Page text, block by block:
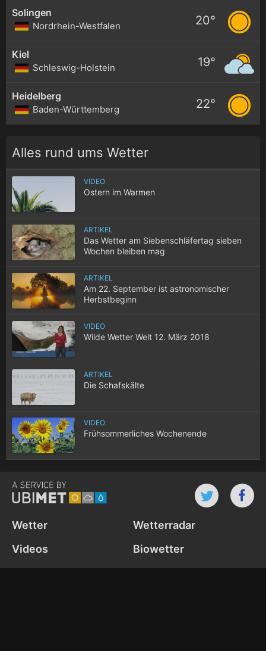
Solingen
Nordrhein-Westfalen 20°
Kiel
Schleswig-Holstein 19°
Heidelberg
Baden-Württemberg 22°
Alles rund ums Wetter
VIDEO
Ostern im Warmen
ARTIKEL
Das Wetter am Siebenschläfertag sieben
Wochen bleiben mag
ARTIKEL
Am 22. September ist astronomischer
Herbstbeginn
VIDEO
Wilde Wetter Welt 12. März 2018
ARTIKEL
Die Schafskälte
VIDEO
Frühsommerliches Wochenende
Wetter
Wetterradar
Videos
Biowetter